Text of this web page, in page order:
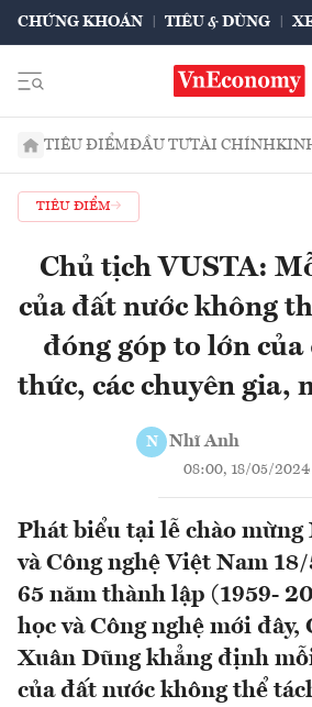
CHỨNG KHOÁN TIÊU & DÙNG
TIÊU ĐIỂMĐẦU TƯTÀI CHÍNH
TIÊU ĐIỂM
Chủ tịch VUSTA:
của đất nước không
đóng góp to lớn
thức, các chuyên gia,
N Nhĩ Anh
08:00, 18/05/2024
Phát biểu tại lễ chào mừng
và Công nghệ Việt Nam
65 năm thành lập (1959-
học và Công nghệ mới đây,
Xuân Dũng khẳng định
của đất nước không thể